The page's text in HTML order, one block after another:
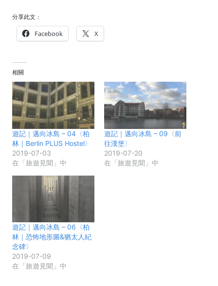
分享此文：
Facebook X
相關
遊記｜邁向冰島 – 04〈柏
林｜Berlin PLUS Hostel〉
2019-07-03
在「旅遊見聞」中
遊記｜邁向冰島 – 09〈前
往漢堡〉
2019-07-20
在「旅遊見聞」中
遊記｜邁向冰島 – 06〈柏
林｜恐怖地形圖&猶太人紀
念碑〉
2019-07-09
在「旅遊見聞」中